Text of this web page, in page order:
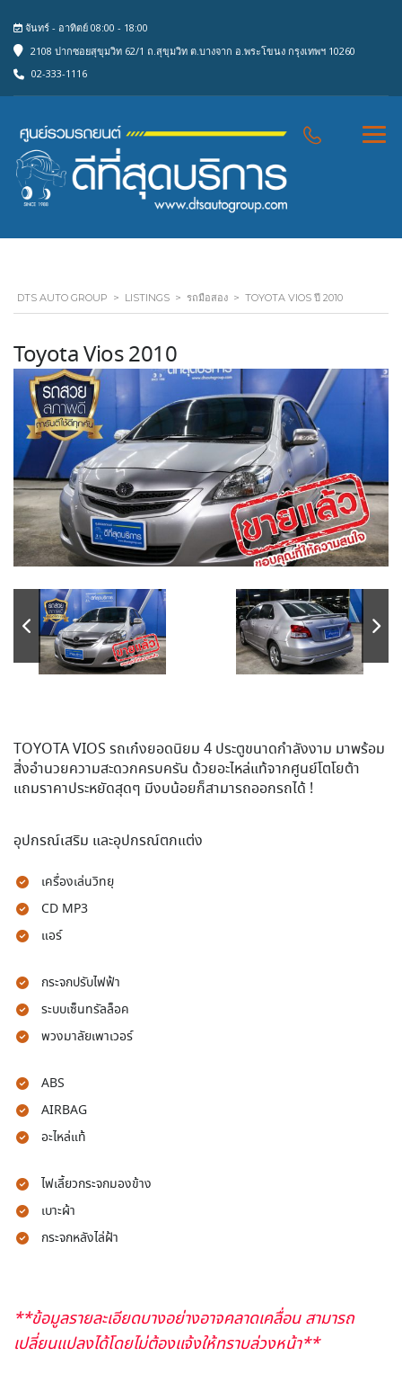
จันทร์ - อาทิตย์ 08:00 - 18:00
2108 ปากซอยสุขุมวิท 62/1 ถ.สุขุมวิท ต.บางจาก อ.พระโขนง กรุงเทพฯ 10260
02-333-1116
DTS AUTO GROUP > LISTINGS > รถมือสอง > TOYOTA VIOS ปี 2010
Toyota Vios 2010
TOYOTA VIOS รถเก๋งยอดนิยม 4 ประตูขนาดกำลังงาม มาพร้อม
สิ่งอํานวยความสะดวกครบครัน ด้วยอะไหล่แท้จากศูนย์โตโยต้า
แถมราคาประหยัดสุดๆ มีงบน้อยก็สามารถออกรถได้ !
อุปกรณ์เสริม และอุปกรณ์ตกแต่ง
เครื่องเล่นวิทยุ
CD MP3
แอร์
กระจกปรับไฟฟ้า
ระบบเซ็นทรัลล็อค
พวงมาลัยเพาเวอร์
ABS
AIRBAG
อะไหล่แท้
ไฟเลี้ยวกระจกมองข้าง
เบาะผ้า
กระจกหลังไล่ฝ้า
**ข้อมูลรายละเอียดบางอย่างอาจคลาดเคลื่อน สามารถ
เปลี่ยนแปลงได้โดยไม่ต้องแจ้งให้ทราบล่วงหน้า**